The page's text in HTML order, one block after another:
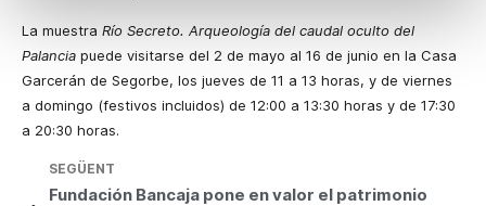
La muestra Río Secreto. Arqueología del caudal oculto del
Palancia puede visitarse del 2 de mayo al 16 de junio en la Casa
Garcerán de Segorbe, los jueves de 11 a 13 horas, y de viernes
a domingo (festivos incluidos) de 12:00 a 13:30 horas y de 17:30
a 20:30 horas.
SEGÜENT
Fundación Bancaja pone en valor el patrimonio